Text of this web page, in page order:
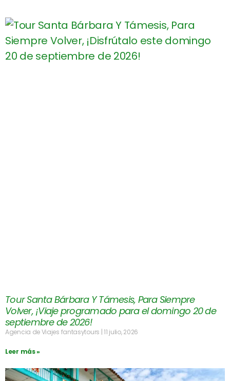
Tour Santa Bárbara Y Támesis, Para Siempre
Volver, ¡Viaje programado para el domingo 20 de
septiembre de 2026!
Agencia de Viajes fantasytours 11 julio, 2026
Leer más »